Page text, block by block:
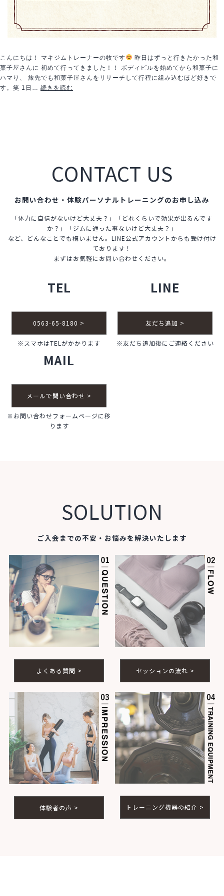
こんにちは！ マキジムトレーナーの牧です
昨日はずっと行きたかった和
菓子屋さんに 初めて行ってきました！！ ボディビルを始めてから和菓子に
ハマり、 旅先でも和菓子屋さんをリサーチして行程に組み込むほど好きで
す。笑 1日… 続きを読む
CONTACT US
お問い合わせ・体験パーソナルトレーニングのお申し込み
「体力に自信がないけど大丈夫？」「どれくらいで効果が出るんです
か？」「ジムに通った事ないけど大丈夫？」
など、どんなことでも構いません。LINE公式アカウントからも受け付け
ております！
まずはお気軽にお問い合わせください。
TEL
0563-65-8180 >
※スマホはTELがかかります
LINE
友だち追加 >
※友だち追加後にご連絡ください
MAIL
メールで問い合わせ >
※お問い合わせフォームページに移
ります
SOLUTION
ご入会までの不安・お悩みを解決いたします
よくある質問 > セッションの流れ >
体験者の声 > トレーニング機器の紹介 >